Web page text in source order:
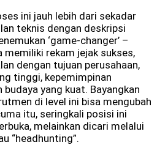
ini jauh lebih dari sekadar
teknis dengan deskripsi
‘game-changer’ –
memiliki rekam jejak sukses,
dengan tujuan perusahaan,
tinggi, kepemimpinan
yang kuat. Bayangkan
di level ini bisa mengubah
itu, seringkali posisi ini
melainkan dicari melalui
“headhunting”.